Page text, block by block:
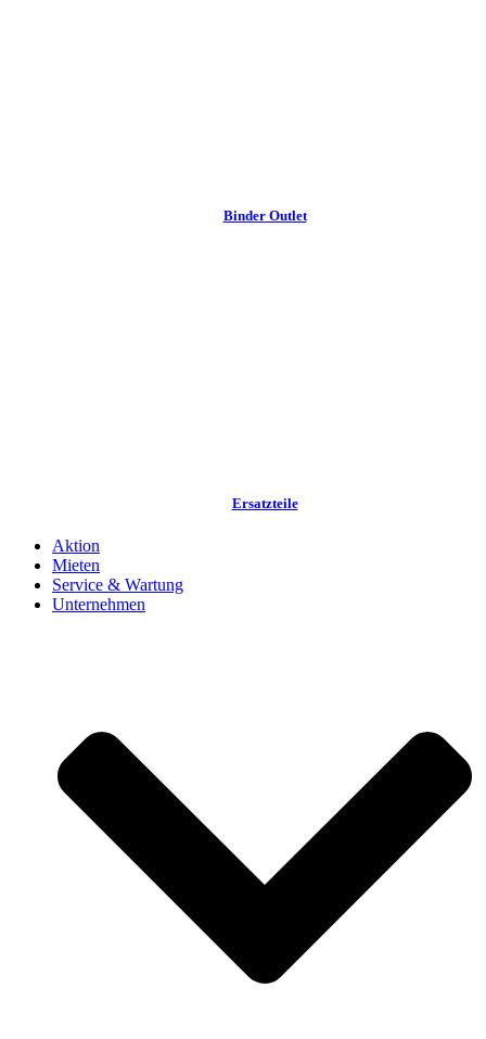
Binder Outlet
Ersatzteile
Aktion
Mieten
Service & Wartung
Unternehmen